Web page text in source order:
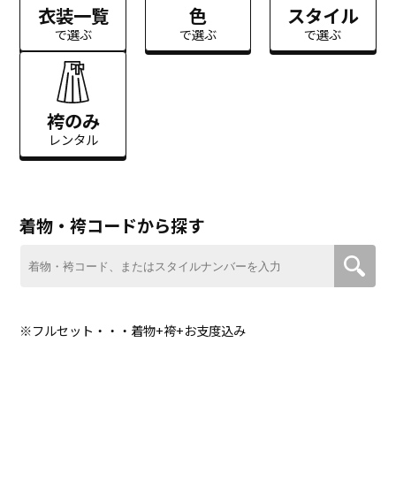
衣装一覧
で選ぶ
色
で選ぶ
スタイル
で選ぶ
袴のみ
レンタル
着物・袴コードから探す
※フルセット・・・着物+袴+お支度込み